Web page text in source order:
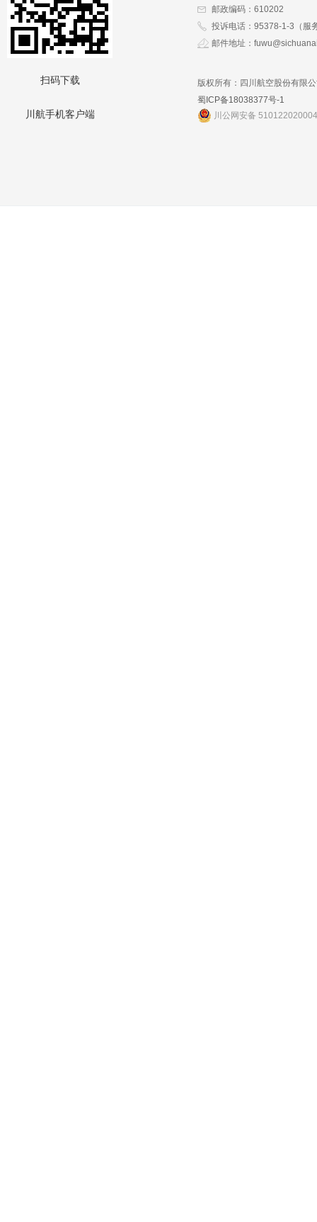
扫码下载
川航手机客户端
邮政编码：610202
投诉电话：95378-1-3（服
邮件地址：
版权所有：四川航空股份有限
蜀ICP备18038377号-1
川公网安备